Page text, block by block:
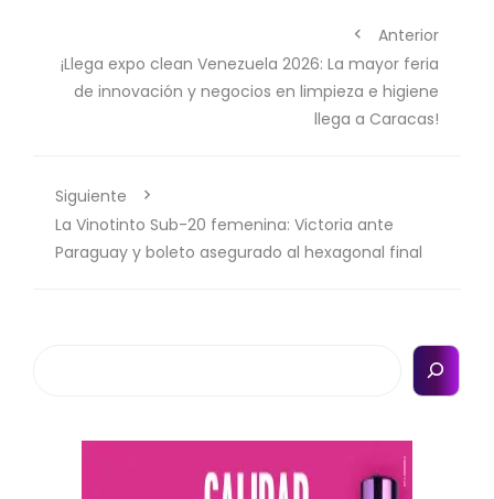
Anterior
¡Llega expo clean Venezuela 2026: La mayor feria
de innovación y negocios en limpieza e higiene
llega a Caracas!
Siguiente
La Vinotinto Sub-20 femenina: Victoria ante
Paraguay y boleto asegurado al hexagonal final